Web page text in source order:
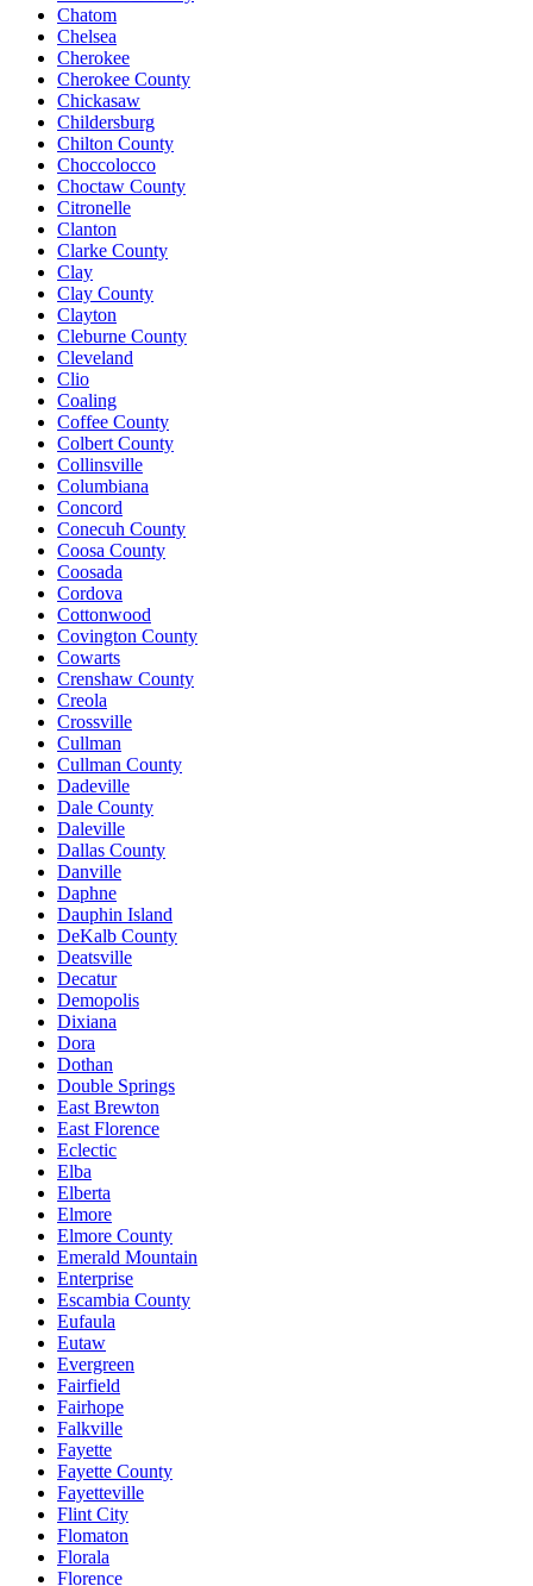
Chatom
Chelsea
Cherokee
Cherokee County
Chickasaw
Childersburg
Chilton County
Choccolocco
Choctaw County
Citronelle
Clanton
Clarke County
Clay
Clay County
Clayton
Cleburne County
Cleveland
Clio
Coaling
Coffee County
Colbert County
Collinsville
Columbiana
Concord
Conecuh County
Coosa County
Coosada
Cordova
Cottonwood
Covington County
Cowarts
Crenshaw County
Creola
Crossville
Cullman
Cullman County
Dadeville
Dale County
Daleville
Dallas County
Danville
Daphne
Dauphin Island
DeKalb County
Deatsville
Decatur
Demopolis
Dixiana
Dora
Dothan
Double Springs
East Brewton
East Florence
Eclectic
Elba
Elberta
Elmore
Elmore County
Emerald Mountain
Enterprise
Escambia County
Eufaula
Eutaw
Evergreen
Fairfield
Fairhope
Falkville
Fayette
Fayette County
Fayetteville
Flint City
Flomaton
Florala
Florence